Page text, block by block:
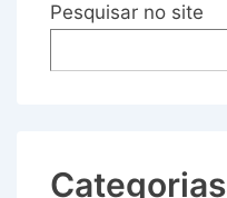
Pesquisar no site
Categorias